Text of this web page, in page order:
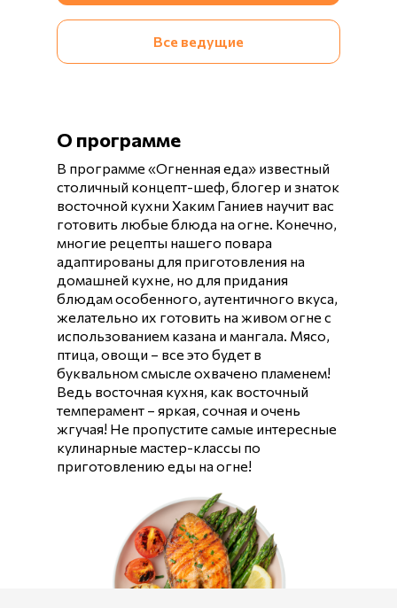
Все ведущие
О программе
В программе «Огненная еда» известный
столичный концепт-шеф, блогер и знаток
восточной кухни Хаким Ганиев научит вас
готовить любые блюда на огне. Конечно,
многие рецепты нашего повара
адаптированы для приготовления на
домашней кухне, но для придания
блюдам особенного, аутентичного вкуса,
желательно их готовить на живом огне с
использованием казана и мангала. Мясо,
птица, овощи – все это будет в
буквальном смысле охвачено пламенем!
Ведь восточная кухня, как восточный
темперамент – яркая, сочная и очень
жгучая! Не пропустите самые интересные
кулинарные мастер-классы по
приготовлению еды на огне!